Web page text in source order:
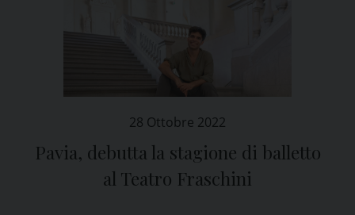
28 Ottobre 2022
Pavia, debutta la stagione di balletto
al Teatro Fraschini